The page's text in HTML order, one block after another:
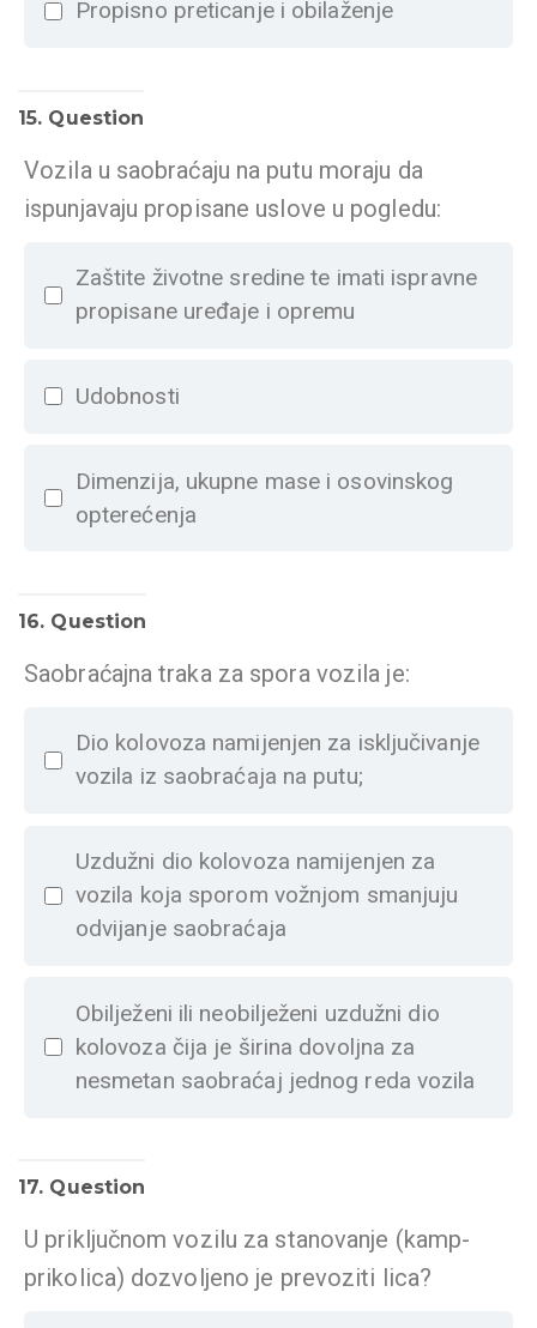
Propisno preticanje i obilaženje
15. Question
Vozila u saobraćaju na putu moraju da
ispunjavaju propisane uslove u pogledu:
Zaštite životne sredine te imati ispravne
propisane uređaje i opremu
Udobnosti
Dimenzija, ukupne mase i osovinskog
opterećenja
16. Question
Saobraćajna traka za spora vozila je:
Dio kolovoza namijenjen za isključivanje
vozila iz saobraćaja na putu;
Uzdužni dio kolovoza namijenjen za
vozila koja sporom vožnjom smanjuju
odvijanje saobraćaja
Obilježeni ili neobilježeni uzdužni dio
kolovoza čija je širina dovoljna za
nesmetan saobraćaj jednog reda vozila
17. Question
U priključnom vozilu za stanovanje (kamp-
prikolica) dozvoljeno je prevoziti lica?